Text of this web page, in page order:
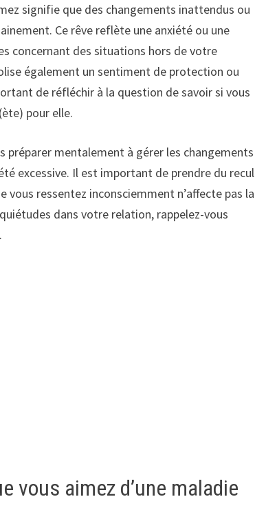
signifie que des changements inattendus ou
Ce rêve reflète une anxiété ou une
concernant des situations hors de votre
également un sentiment de protection ou
de réfléchir à la question de savoir si vous
pour elle.
préparer mentalement à gérer les changements
excessive. Il est important de prendre du recul
ressentez inconsciemment n’affecte pas la
dans votre relation, rappelez-vous
vous aimez d’une maladie